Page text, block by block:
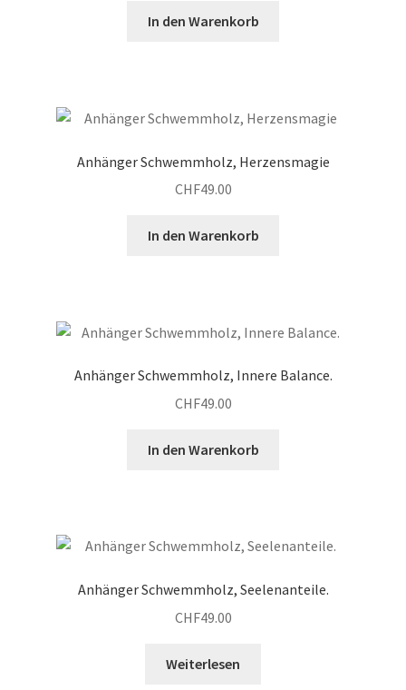
In den Warenkorb
Anhänger Schwemmholz, Herzensmagie
CHF49.00
In den Warenkorb
Anhänger Schwemmholz, Innere Balance.
CHF49.00
In den Warenkorb
Anhänger Schwemmholz, Seelenanteile.
CHF49.00
Weiterlesen